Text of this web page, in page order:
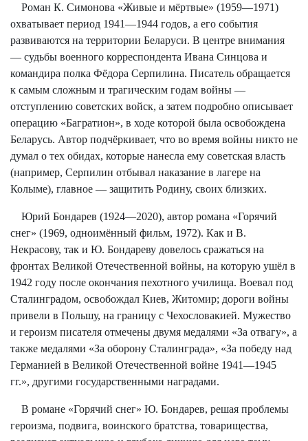
Роман К. Симонова «Живые и мёртвые» (1959—1971)
охватывает период 1941—1944 годов, а его события
развиваются на территории Беларуси. В центре внимания
— судьбы военного корреспондента Ивана Синцова и
командира полка Фёдора Серпилина. Писатель обращается
к самым сложным и трагическим годам войны —
отступлению советских войск, а затем подробно описывает
операцию «Багратион», в ходе которой была освобождена
Беларусь. Автор подчёркивает, что во время войны никто не
думал о тех обидах, которые нанесла ему советская власть
(например, Серпилин отбывал наказание в лагере на
Колыме), главное — защитить Родину, своих близких.
Юрий Бондарев (1924—2020), автор романа «Горячий
снег» (1969, одноимённый фильм, 1972). Как и В.
Некрасову, так и Ю. Бондареву довелось сражаться на
фронтах Великой Отечественной войны, на которую ушёл в
1942 году после окончания пехотного училища. Воевал под
Сталинградом, освобождал Киев, Житомир; дороги войны
привели в Польшу, на границу с Чехословакией. Мужество
и героизм писателя отмечены двумя медалями «За отвагу», а
также медалями «За оборону Сталинграда», «За победу над
Германией в Великой Отечественной войне 1941—1945
гг.», другими государственными наградами.
В романе «Горячий снег» Ю. Бондарев, решая проблемы
героизма, подвига, воинского братства, товарищества,